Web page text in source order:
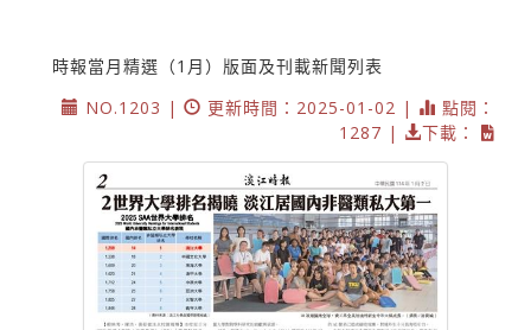
時報當月精選（1月）版面及刊載新聞列表
NO.1203 |
更新時間：2025-01-02 |
點閱：
1287 |
下載：